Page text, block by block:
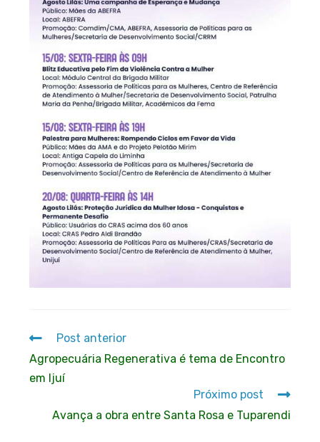
Post anterior
Agropecuária Regenerativa é tema de Encontro
em Ijuí
Próximo post
Avança a obra entre Santa Rosa e Tuparendi